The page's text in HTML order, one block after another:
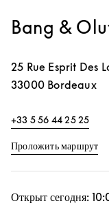
Bang &
25 Rue Esprit Des
33000 Bordeaux
+33 5 56 44 25 25
Проложить маршрут
Открыт сегодня: